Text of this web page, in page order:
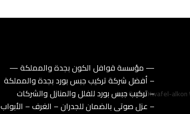
— مؤسسة قوافل الكون بجدة والمملكة —
– أفضل شركة تركيب جبس بورد بجدة والمملكة
– تركيب جبس بورد للفلل والمنازل والشركات
– عزل صوتى بالضمان للجدران – الغرف – الأبواب